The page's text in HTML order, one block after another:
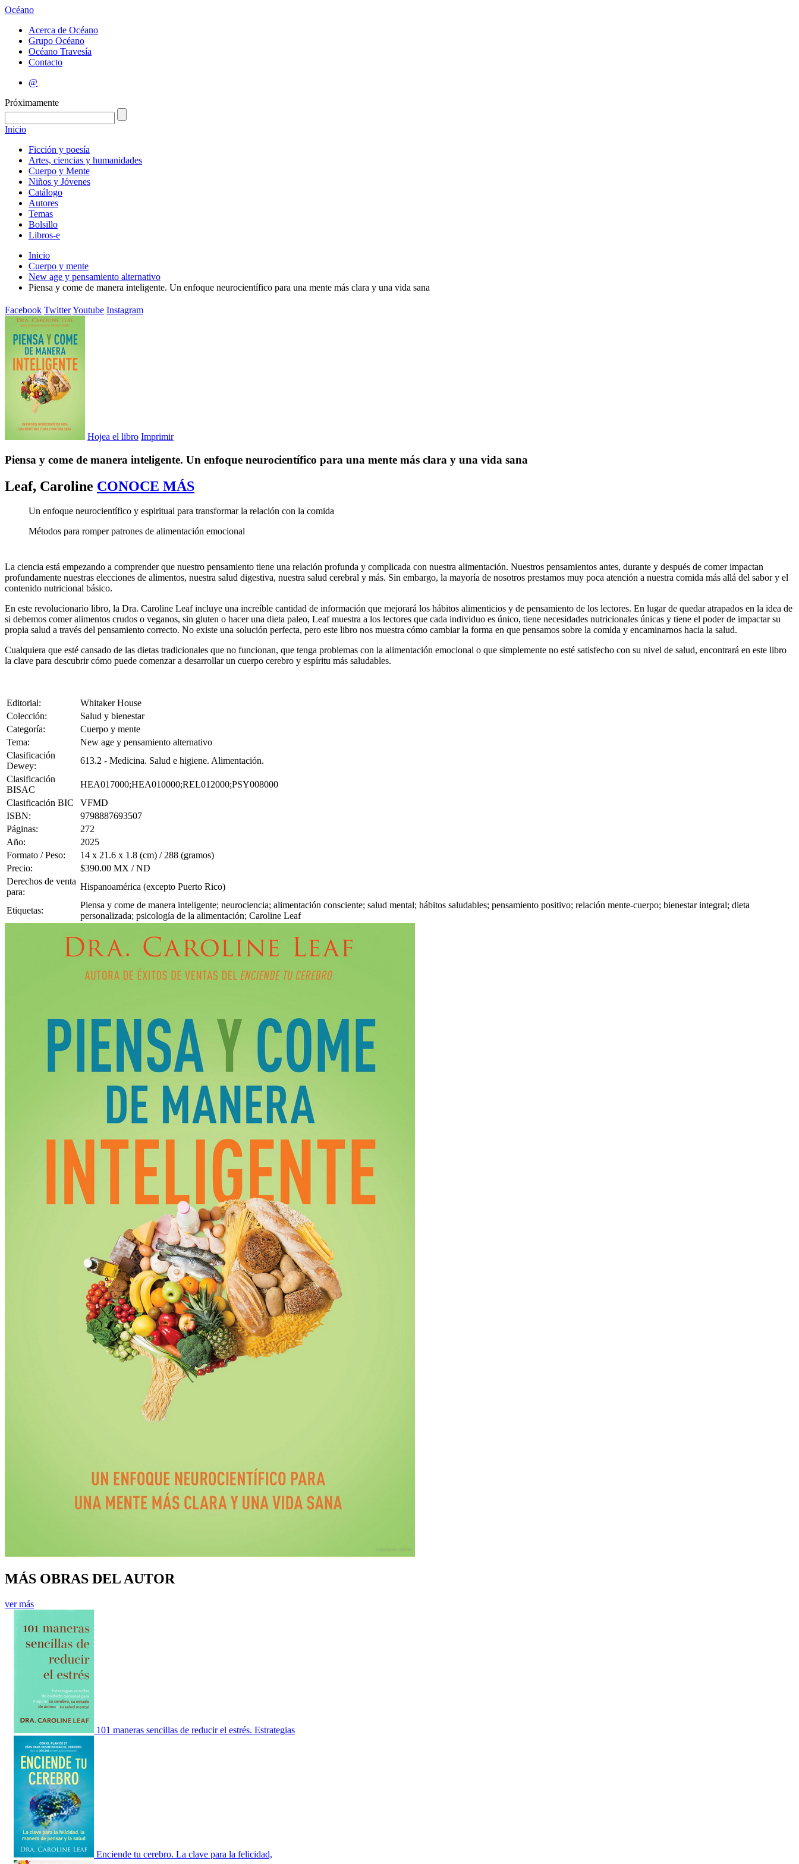
Océano
Acerca de Océano
Grupo Océano
Océano Travesía
Contacto
@
Próximamente
Inicio
Ficción y poesía
Artes, ciencias y humanidades
Cuerpo y Mente
Niños y Jóvenes
Catálogo
Autores
Temas
Bolsillo
Libros-e
Inicio
Cuerpo y mente
New age y pensamiento alternativo
Piensa y come de manera inteligente. Un enfoque neurocientífico para una mente más clara y una vida sana
Facebook TwitterYoutube Instagram
Hojea el libro Imprimir
Piensa y come de manera inteligente. Un enfoque neurocientífico para una mente más clara y una vida sana
Leaf, Caroline CONOCE MÁS
Un enfoque neurocientífico y espiritual para transformar la relación con la comida
Métodos para romper patrones de alimentación emocional
La ciencia está empezando a comprender que nuestro pensamiento tiene una relación profunda y complicada con nuestra alimentación. Nuestros pensamientos antes, durante y después de comer impactan
profundamente nuestras elecciones de alimentos, nuestra salud digestiva, nuestra salud cerebral y más. Sin embargo, la mayoría de nosotros prestamos muy poca atención a nuestra comida más allá del sabor y el
contenido nutricional básico.
En este revolucionario libro, la Dra. Caroline Leaf incluye una increíble cantidad de información que mejorará los hábitos alimenticios y de pensamiento de los lectores. En lugar de quedar atrapados en la idea de
si debemos comer alimentos crudos o veganos, sin gluten o hacer una dieta paleo, Leaf muestra a los lectores que cada individuo es único, tiene necesidades nutricionales únicas y tiene el poder de impactar su
propia salud a través del pensamiento correcto. No existe una solución perfecta, pero este libro nos muestra cómo cambiar la forma en que pensamos sobre la comida y encaminarnos hacia la salud.
Cualquiera que esté cansado de las dietas tradicionales que no funcionan, que tenga problemas con la alimentación emocional o que simplemente no esté satisfecho con su nivel de salud, encontrará en este libro
la clave para descubrir cómo puede comenzar a desarrollar un cuerpo cerebro y espíritu más saludables.
Editorial:
Whitaker House
Colección:
Salud y bienestar
Categoría:
Cuerpo y mente
Tema:
New age y pensamiento alternativo
Clasificación
Dewey:
613.2 - Medicina. Salud e higiene. Alimentación.
Clasificación
BISAC
HEA017000;HEA010000;REL012000;PSY008000
Clasificación BIC
VFMD
ISBN:
9798887693507
Páginas:
272
Año:
2025
Formato / Peso:
14 x 21.6 x 1.8 (cm) / 288 (gramos)
Precio:
$390.00 MX / ND
Derechos de venta
para:
Hispanoamérica (excepto Puerto Rico)
Etiquetas:
Piensa y come de manera inteligente; neurociencia; alimentación consciente; salud mental; hábitos saludables; pensamiento positivo; relación mente-cuerpo; bienestar integral; dieta
personalizada; psicología de la alimentación; Caroline Leaf
MÁS OBRAS DEL AUTOR
ver más
101 maneras sencillas de reducir el estrés. Estrategias
Enciende tu cerebro. La clave para la felicidad,